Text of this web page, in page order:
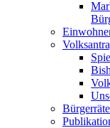
Bürgerräte